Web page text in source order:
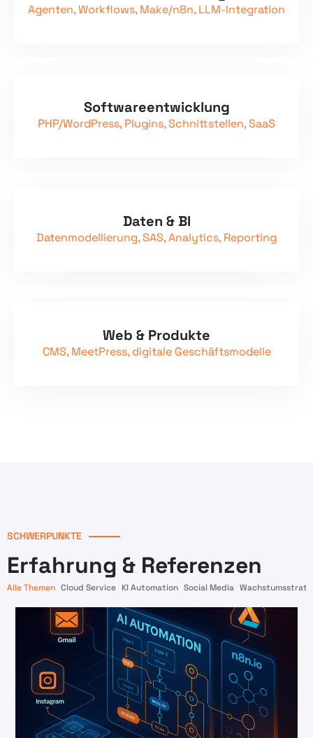
Agenten, Workflows, Make/n8n, LLM-Integration
Softwareentwicklung
PHP/WordPress, Plugins, Schnittstellen, SaaS
Daten & BI
Datenmodellierung, SAS, Analytics, Reporting
Web & Produkte
CMS, MeetPress, digitale Geschäftsmodelle
SCHWERPUNKTE
Erfahrung & Referenzen
Alle Themen Cloud Service KI Automation Social Media